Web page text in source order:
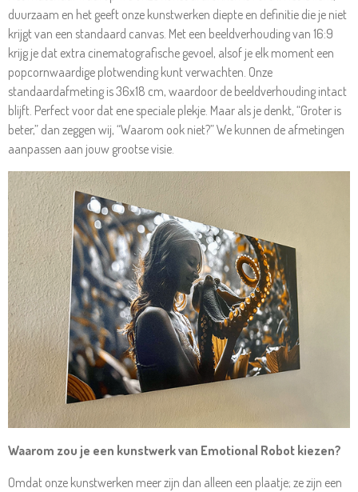
duurzaam en het geeft onze kunstwerken diepte en definitie die je niet
krijgt van een standaard canvas. Met een beeldverhouding van 16:9
krijg je dat extra cinematografische gevoel, alsof je elk moment een
popcornwaardige plotwending kunt verwachten. Onze
standaardafmeting is 36x18 cm, waardoor de beeldverhouding intact
blijft. Perfect voor dat ene speciale plekje. Maar als je denkt, “Groter is
beter,” dan zeggen wij, “Waarom ook niet?” We kunnen de afmetingen
aanpassen aan jouw grootse visie.
Waarom zou je een kunstwerk van Emotional Robot kiezen?
Omdat onze kunstwerken meer zijn dan alleen een plaatje; ze zijn een